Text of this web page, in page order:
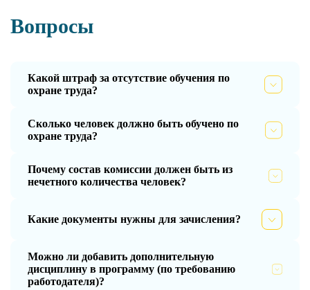
Вопросы
Какой штраф за отсутствие обучения по
охране труда?
Сколько человек должно быть обучено по
охране труда?
Почему состав комиссии должен быть из
нечетного количества человек?
Какие документы нужны для зачисления?
Можно ли добавить дополнительную
дисциплину в программу (по требованию
работодателя)?